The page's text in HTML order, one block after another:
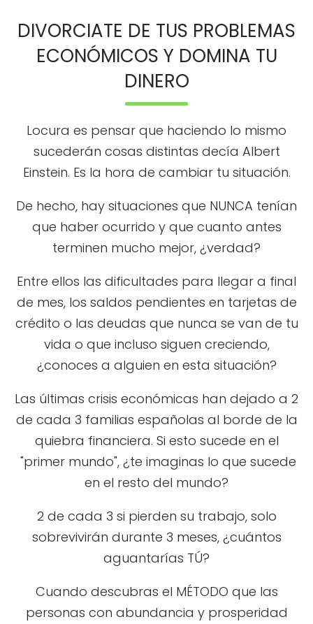
DIVORCIATE DE TUS PROBLEMAS
ECONÓMICOS Y DOMINA TU
DINERO
Locura es pensar que haciendo lo mismo
sucederán cosas distintas decía Albert
Einstein. Es la hora de cambiar tu situación.
De hecho, hay situaciones que NUNCA tenían
que haber ocurrido y que cuanto antes
terminen mucho mejor, ¿verdad?
Entre ellos las dificultades para llegar a final
de mes, los saldos pendientes en tarjetas de
crédito o las deudas que nunca se van de tu
vida o que incluso siguen creciendo,
¿conoces a alguien en esta situación?
Las últimas crisis económicas han dejado a 2
de cada 3 familias españolas al borde de la
quiebra financiera. Si esto sucede en el
"primer mundo", ¿te imaginas lo que sucede
en el resto del mundo?
2 de cada 3 si pierden su trabajo, solo
sobrevivirán durante 3 meses, ¿cuántos
aguantarías TÚ?
Cuando descubras el MÉTODO que las
personas con abundancia y prosperidad